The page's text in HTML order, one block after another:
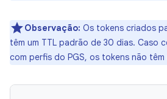
Observação: Os tokens criados
têm um TTL padrão de 30 dias. Caso
com perfis do PGS, os tokens não têm